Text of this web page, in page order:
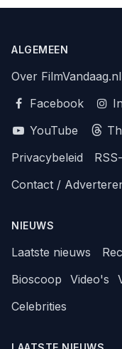
ALGEMEEN
Over FilmVandaag.nl
Facebook
YouTube
Privacybeleid
Contact /
NIEUWS
Laatste nieuws
Bioscoop
Video's
Celebrities